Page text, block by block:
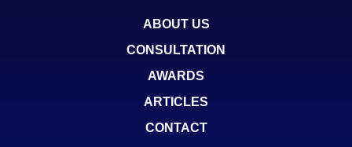
ABOUT US
CONSULTATION
AWARDS
ARTICLES
CONTACT